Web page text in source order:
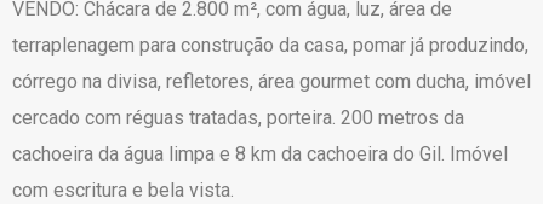
VENDO: Chácara de 2.800 m², com água, luz, área de
terraplenagem para construção da casa, pomar já produzindo,
córrego na divisa, refletores, área gourmet com ducha, imóvel
cercado com réguas tratadas, porteira. 200 metros da
cachoeira da água limpa e 8 km da cachoeira do Gil. Imóvel
com escritura e bela vista.